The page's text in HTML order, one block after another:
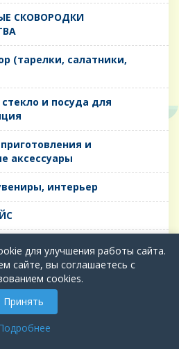
СКОВОРОДКИ
(тарелки, салатники,
стекло и посуда для
и
аксессуары
интерьер
и сервировки,
для улучшения работы сайта.
сайте, вы соглашаетесь с
cookies.
Принять